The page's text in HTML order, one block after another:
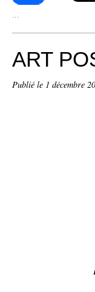
…
ART
Publié le 1 décembre